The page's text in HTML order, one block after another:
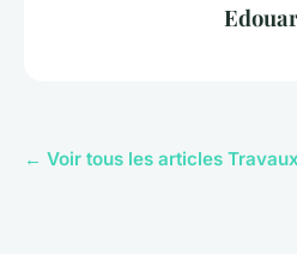
← Voir tous les articles Travaux